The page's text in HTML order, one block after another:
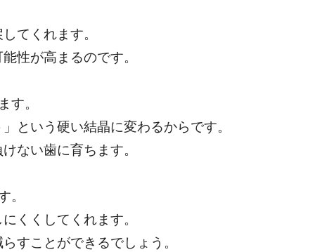
てくれます。
性が高まるのです。
す。
という硬い結晶に変わるからです。
ない歯に育ちます。
。
くくしてくれます。
すことができるでしょう。